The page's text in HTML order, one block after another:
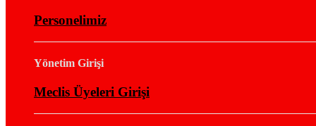
Personelimiz
Yönetim Girişi
Meclis Üyeleri Girişi